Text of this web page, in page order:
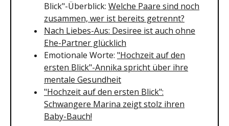
Blick"-Überblick: Welche Paare sind noch
zusammen, wer ist bereits getrennt?
Nach Liebes-Aus: Desiree ist auch ohne
Ehe-Partner glücklich
Emotionale Worte: "Hochzeit auf den
ersten Blick"-Annika spricht über ihre
mentale Gesundheit
"Hochzeit auf den ersten Blick":
Schwangere Marina zeigt stolz ihren
Baby-Bauch!